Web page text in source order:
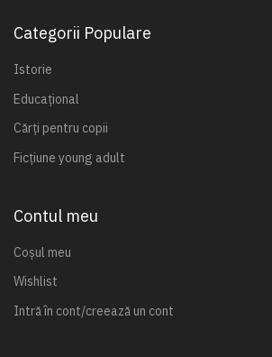
Categorii Populare
Istorie
Educațional
Cărți pentru copii
Ficțiune young adult
Contul meu
Coșul meu
Wishlist
Intră în cont/creează un cont